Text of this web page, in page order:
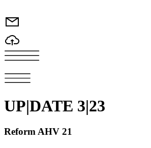
UP|DATE 3|23
Reform AHV 21